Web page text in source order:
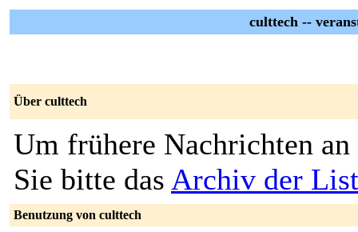
culttech --
Über culttech
Um frühere Nachrichten an
Sie bitte das Archiv der
Benutzung von culttech